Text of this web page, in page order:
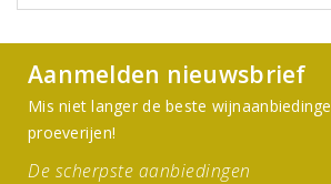
Aanmelden nieuwsbrief
Mis niet langer de beste
proeverijen!
De scherpste aanbiedingen